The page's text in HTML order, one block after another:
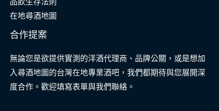
品飲生存法則
在地尋酒地圖
合作提案
無論您是欲提供實測的洋酒代理商、品牌公關，或是想加
入尋酒地圖的台灣在地專業酒吧，我們都期待與您展開深
度合作。歡迎填寫表單與我們聯絡。